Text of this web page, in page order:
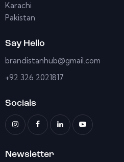
Karachi
Pakistan
Say Hello
brandistanhub@gmail.com
+92 326 2021817
Socials
Newsletter